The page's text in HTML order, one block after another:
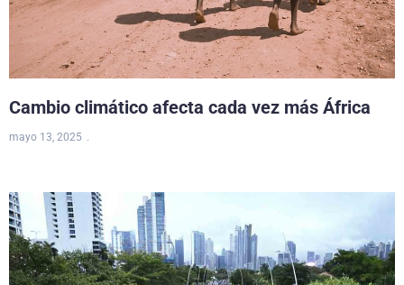
Cambio climático afecta cada vez más África
mayo 13, 2025